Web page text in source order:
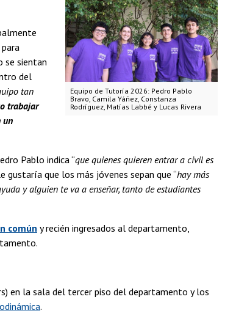
Equipo de Tutoría 2026: Pedro Pablo
Bravo, Camila Yáñez, Constanza
Rodríguez, Matías Labbé y Lucas Rivera
se sientan
del
tan
trabajar
un
Pablo indica “que quienes quieren entrar a civil es
gustaría que los más jóvenes sepan que “hay más
y alguien te va a enseñar, tanto de estudiantes
común y recién ingresados al departamento,
en la sala del tercer piso del departamento y los
.